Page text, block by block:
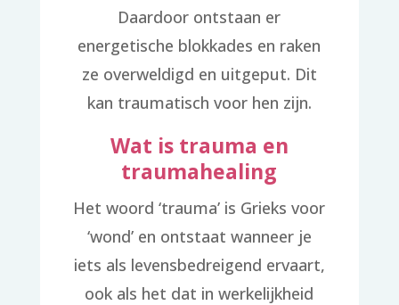
Daardoor ontstaan er
energetische blokkades en raken
ze overweldigd en uitgeput. Dit
kan traumatisch voor hen zijn.
Wat is trauma en
traumahealing
Het woord ‘trauma’ is Grieks voor
‘wond’ en ontstaat wanneer je
iets als levensbedreigend ervaart,
ook als het dat in werkelijkheid